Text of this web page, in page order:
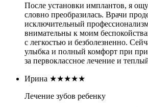
После установки имплантов, я
словно преобразилась. Врачи
исключительный
внимательны к моим
с легкостью и безболезненно.
улыбка и полный комфорт при
за первоклассное лечение и
Ирина ★★★★★
Лечение зубов ребенку